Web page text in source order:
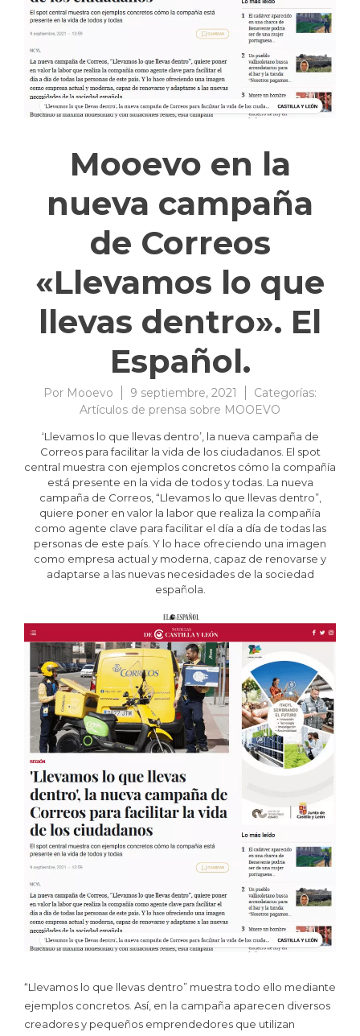
Mooevo en la
nueva campaña
de Correos
«Llevamos lo que
llevas dentro». El
Español.
Por Mooevo 9 septiembre, 2021
Categorías:
Artículos de prensa sobre MOOEVO
‘Llevamos lo que llevas dentro’, la nueva campaña de
Correos para facilitar la vida de los ciudadanos. El spot
central muestra con ejemplos concretos cómo la compañía
está presente en la vida de todos y todas. La nueva
campaña de Correos, “Llevamos lo que llevas dentro”,
quiere poner en valor la labor que realiza la compañía
como agente clave para facilitar el día a día de todas las
personas de este país. Y lo hace ofreciendo una imagen
como empresa actual y moderna, capaz de renovarse y
adaptarse a las nuevas necesidades de la sociedad
española.
“Llevamos lo que llevas dentro” muestra todo ello mediante
ejemplos concretos. Así, en la campaña aparecen diversos
creadores y pequeños emprendedores que utilizan